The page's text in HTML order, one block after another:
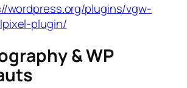
wordpress.org/plugins/vgw-
plugin/
&WP